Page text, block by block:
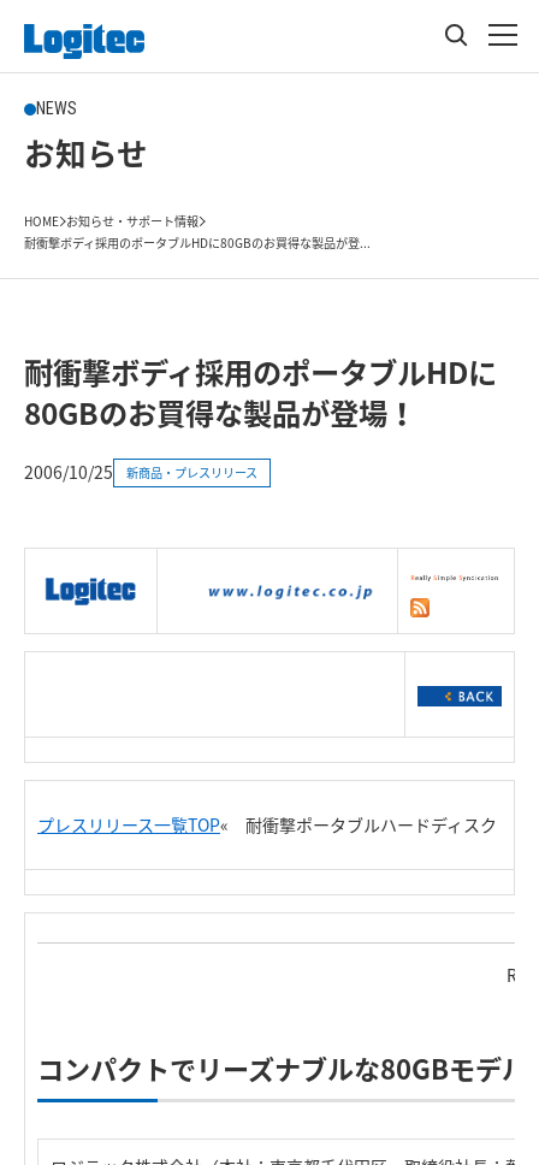
NEWS
お知らせ
HOME お知らせ・サポート情報
耐衝撃ボディ採用のポータブルHDに80GBのお買得な製品が登...
耐衝撃ボディ採用のポータブルHDに
80GBのお買得な製品が登場！
2006/10/25 新商品・プレスリリース
プレスリリース一覧TOP« 耐衝撃ポータブルハードディスク
コンパクトでリーズナブルな80GBモデル